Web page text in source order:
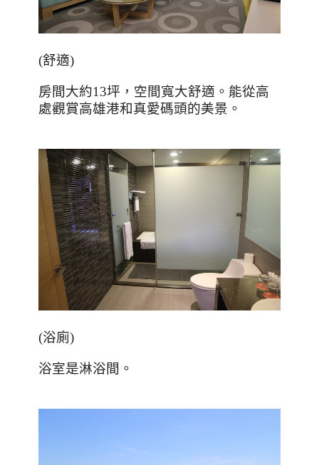
(舒適)
房間大約13坪，空間寬大舒適。能從高
處觀賞高雄港和真愛碼頭的美景。
(浴廁)
浴室是淋浴間。